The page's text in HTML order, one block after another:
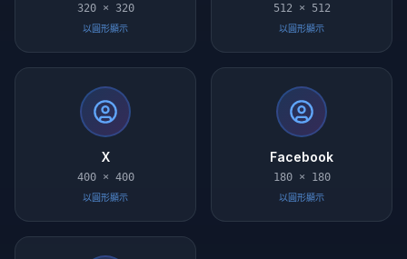
320 × 320
以圓形顯示
512 × 512
以圓形顯示
X
400 × 400
以圓形顯示
Facebook
180 × 180
以圓形顯示